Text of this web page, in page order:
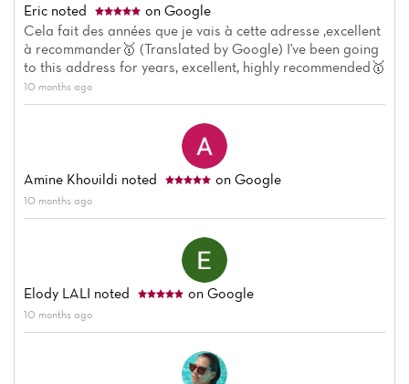
Eric noted
on Google
Cela fait des années que je vais à cette adresse ,excellent
à recommander🥇 (Translated by Google) I've been going
to this address for years, excellent, highly recommended🥇
10 months ago
Amine Khouildi noted on Google
10 months ago
Elody LALI noted on Google
10 months ago